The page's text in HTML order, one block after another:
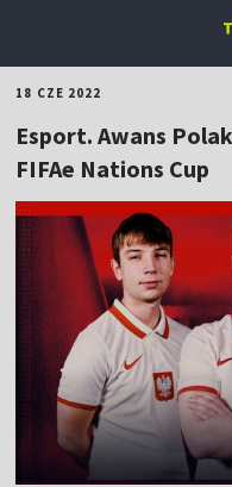
18 CZE 2022
Esport. Awans
FIFAe Nations Cup